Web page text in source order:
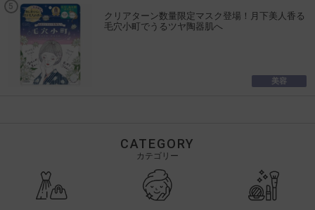
クリアターン数量限定マスク登場！月下美人香る
毛穴小町でうるツヤ陶器肌へ
美容
CATEGORY
カテゴリー